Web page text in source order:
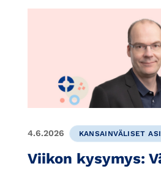
4.6.2026 KANSAINVÄLISET
Viikon kysymys: